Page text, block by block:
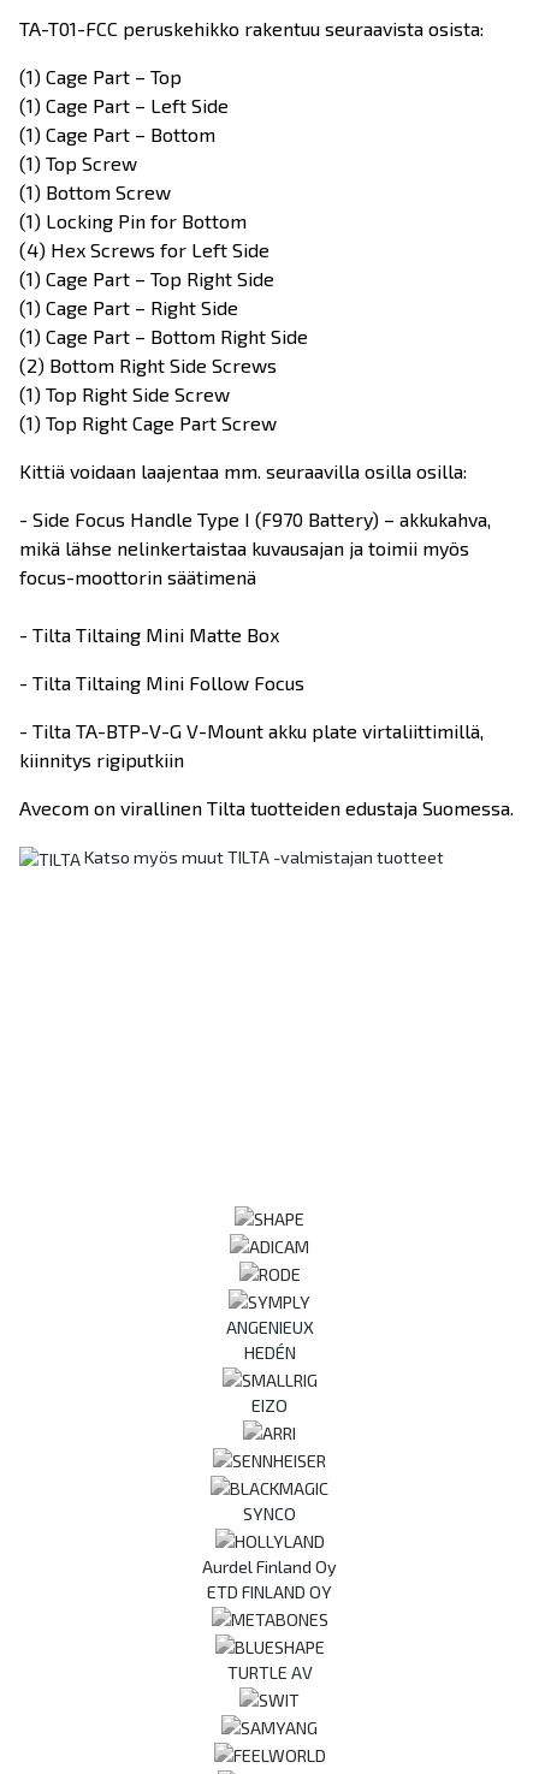
TA-T01-FCC peruskehikko rakentuu seuraavista osista:
(1) Cage Part – Top
(1) Cage Part – Left Side
(1) Cage Part – Bottom
(1) Top Screw
(1) Bottom Screw
(1) Locking Pin for Bottom
(4) Hex Screws for Left Side
(1) Cage Part – Top Right Side
(1) Cage Part – Right Side
(1) Cage Part – Bottom Right Side
(2) Bottom Right Side Screws
(1) Top Right Side Screw
(1) Top Right Cage Part Screw
Kittiä voidaan laajentaa mm. seuraavilla osilla osilla:
- Side Focus Handle Type I (F970 Battery) – akkukahva,
mikä lähse nelinkertaistaa kuvausajan ja toimii myös
focus-moottorin säätimenä
- Tilta Tiltaing Mini Matte Box
- Tilta Tiltaing Mini Follow Focus
- Tilta TA-BTP-V-G V-Mount akku plate virtaliittimillä,
kiinnitys rigiputkiin
Avecom on virallinen Tilta tuotteiden edustaja Suomessa.
Katso myös muut TILTA -valmistajan tuotteet
ANGENIEUX
HEDÉN
EIZO
SYNCO
Aurdel Finland Oy
ETD FINLAND OY
TURTLE AV